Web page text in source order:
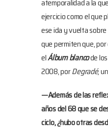
atemporalidad a la
ejercicio como el que
ese ida y vuelta
que permiten que,
elÁlbum blancode
2008, porDegradé,
—Además de las
años del 68 que se
ciclo, ¿hubo otras